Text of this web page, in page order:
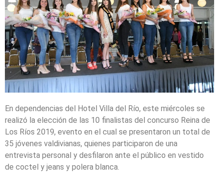
En dependencias del Hotel Villa del Río, este miércoles se
realizó la elección de las 10 finalistas del concurso Reina de
Los Ríos 2019, evento en el cual se presentaron un total de
35 jóvenes valdivianas, quienes participaron de una
entrevista personal y desfilaron ante el público en vestido
de coctel y jeans y polera blanca.